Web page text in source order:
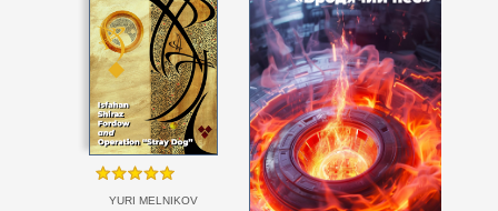
YURI MELNIKOV